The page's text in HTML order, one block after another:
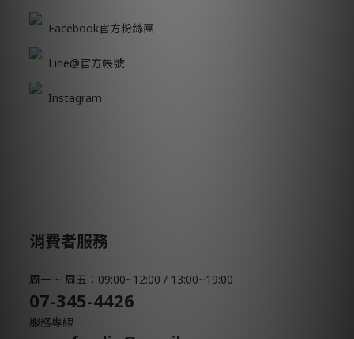
Facebook官方粉絲團
Line@官方帳號
Instagram
消費者服務
周一 ~ 周五：09:00~12:00 / 13:00~19:00
07-345-4426
服務專線